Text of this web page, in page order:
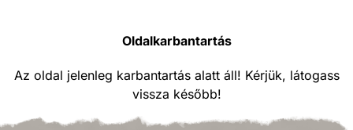
Oldalkarbantartás
Az oldal jelenleg karbantartás alatt áll! Kérjük, látogass
vissza később!